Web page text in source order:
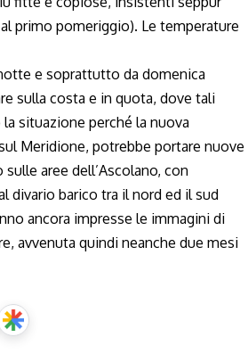
primo pomeriggio). Le temperature
e soprattutto da domenica
sulla costa e in quota, dove tali
situazione perché la nuova
Meridione, potrebbe portare nuove
aree dell’Ascolano, con
divario barico tra il nord ed il sud
ancora impresse le immagini di
avvenuta quindi neanche due mesi